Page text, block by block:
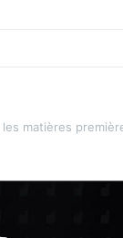
matières